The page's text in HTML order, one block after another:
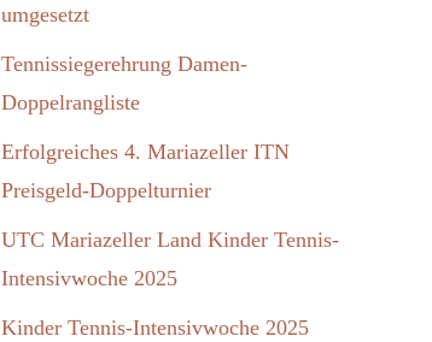
umgesetzt
Tennissiegerehrung Damen-
Doppelrangliste
Erfolgreiches 4. Mariazeller ITN
Preisgeld-Doppelturnier
UTC Mariazeller Land Kinder Tennis-
Intensivwoche 2025
Kinder Tennis-Intensivwoche 2025